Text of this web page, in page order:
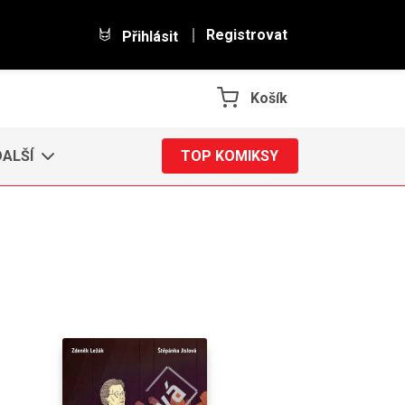
Přihlásit Registrovat
Košík
TOP KOMIKSY